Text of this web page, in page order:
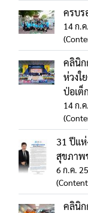
ครบร
14 ก.
คลินิก
ห่วงใ
ป่อเต็
14 ก.
31 ปีแ
สุขภา
6 ก.ค.
คลินิก